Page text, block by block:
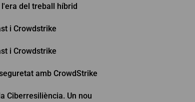
del treball híbrid
i Crowdstrike
i Crowdstrike
amb CrowdStrike
Ciberresiliència. Un nou